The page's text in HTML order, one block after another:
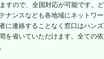
すので、全国対応が可能です。
ナンスなども各地域にネットワ
連絡することなく窓口はハン
省いていただけます。全ての